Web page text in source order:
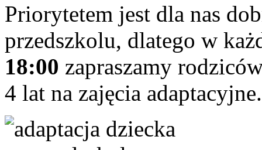
Priorytetem jest dla nas
przedszkolu, dlatego w
18:00 zapraszamy
4 lat na zajęcia adaptacyjne.